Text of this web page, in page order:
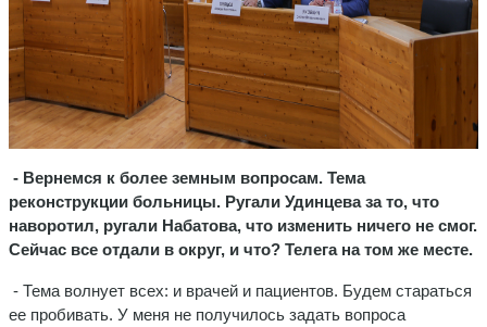
- Вернемся к более земным вопросам. Тема
реконструкции больницы. Ругали Удинцева за то, что
наворотил, ругали Набатова, что изменить ничего не смог.
Сейчас все отдали в округ, и что? Телега на том же месте.
- Тема волнует всех: и врачей и пациентов. Будем стараться
ее пробивать. У меня не получилось задать вопроса